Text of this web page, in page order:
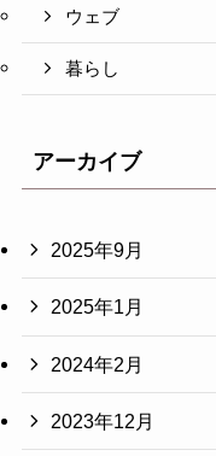
ウェブ
暮らし
アーカイブ
2025年9月
2025年1月
2024年2月
2023年12月